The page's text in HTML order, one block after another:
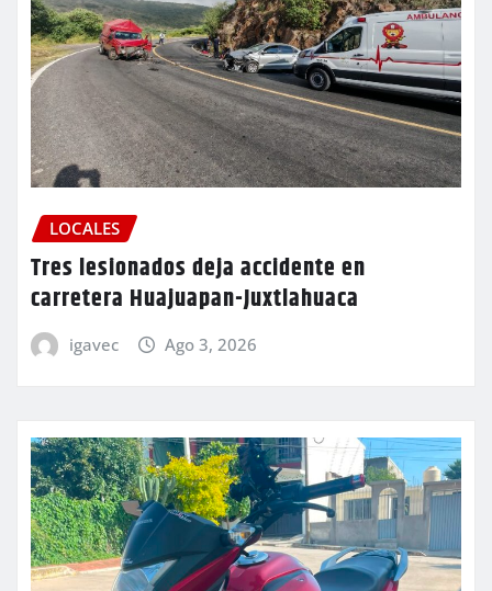
LOCALES
Tres lesionados deja accidente en
carretera Huajuapan-Juxtlahuaca
igavec Ago 3, 2026